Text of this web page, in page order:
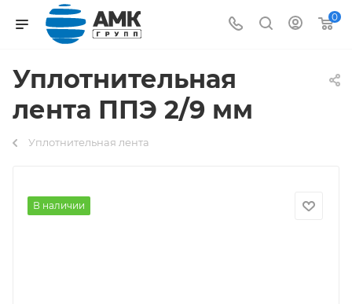
0
Уплотнительная
лента ППЭ 2/9 мм
Уплотнительная лента
В наличии